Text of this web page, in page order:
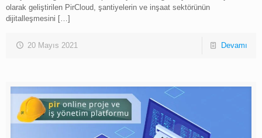
olarak geliştirilen PirCloud, şantiyelerin ve inşaat sektörünün
dijitalleşmesini […]
20 Mayıs 2021 Devamı